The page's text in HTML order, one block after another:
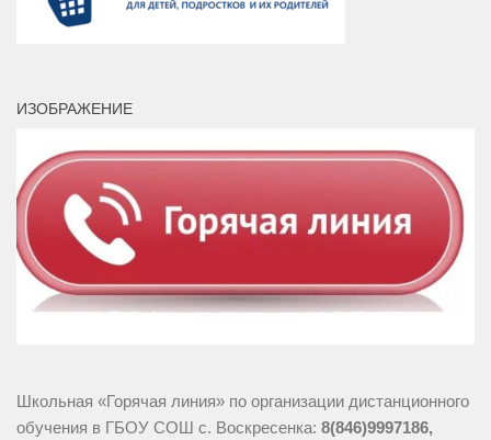
ИЗОБРАЖЕНИЕ
Школьная «Горячая линия» по организации дистанционного
обучения в ГБОУ СОШ с. Воскресенка: 8(846)9997186,